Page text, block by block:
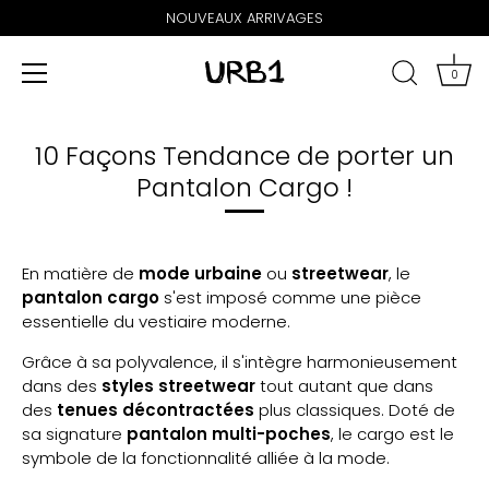
NOUVEAUX ARRIVAGES
0
10 Façons Tendance de porter un
Pantalon Cargo !
En matière de mode urbaine ou streetwear, le
pantalon cargo s'est imposé comme une pièce
essentielle du vestiaire moderne.
Grâce à sa polyvalence, il s'intègre harmonieusement
dans des styles streetweartout autant que dans
des tenues décontractées plus classiques. Doté de
sa signature pantalon multi-poches, le cargo est le
symbole de la fonctionnalité alliée à la mode.